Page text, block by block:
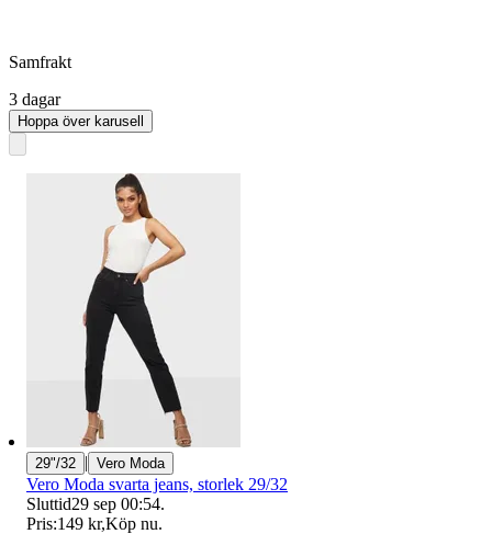
Samfrakt
3 dagar
Hoppa över karusell
29"/32 | Vero Moda
Vero Moda svarta jeans, storlek 29/32
Sluttid29 sep 00:54.
Pris:149 kr,Köp nu.